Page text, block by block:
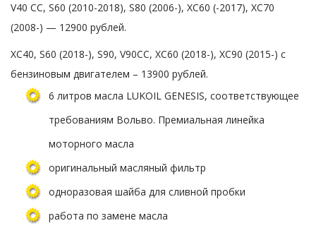
V40 CC, S60 (2010-2018), S80 (2006-), XC60 (-2017), XC70
(2008-) — 12900 рублей.
XC40, S60 (2018-), S90, V90CC, XC60 (2018-), XC90 (2015-) с
бензиновым двигателем – 13900 рублей.
6 литров масла LUKOIL GENESIS, соответствующее
требованиям Вольво. Премиальная линейка
моторного масла
оригинальный масляный фильтр
одноразовая шайба для сливной пробки
работа по замене масла